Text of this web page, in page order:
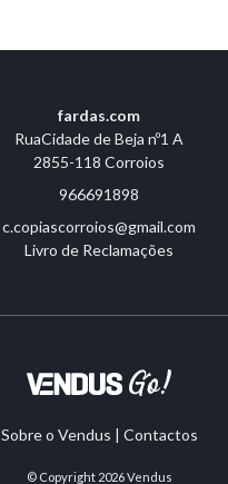
fardas.com
RuaCidade de Beja nº1 A
2855-118 Corroios
966691898
c.copiascorroios@gmail.com
Livro de Reclamações
Sobre o Vendus | Contactos
© Copyright 2026Vendus